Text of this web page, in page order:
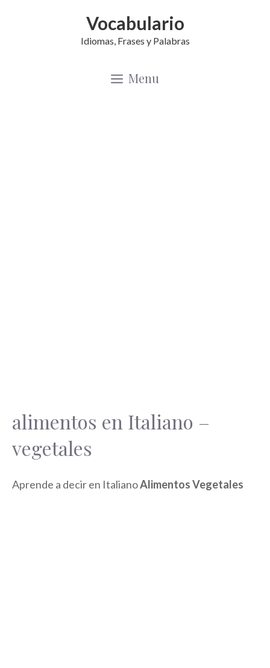
Vocabulario
Idiomas, Frases y Palabras
Menu
alimentos en Italiano –
vegetales
Aprende a decir en ItalianoAlimentos Vegetales